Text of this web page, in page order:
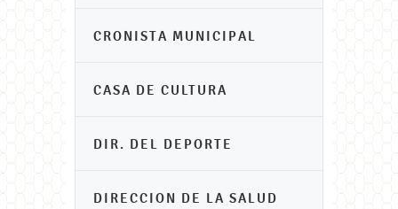
CRONISTA MUNICIPAL
CASA DE CULTURA
DIR. DEL DEPORTE
DIRECCION DE LA SALUD